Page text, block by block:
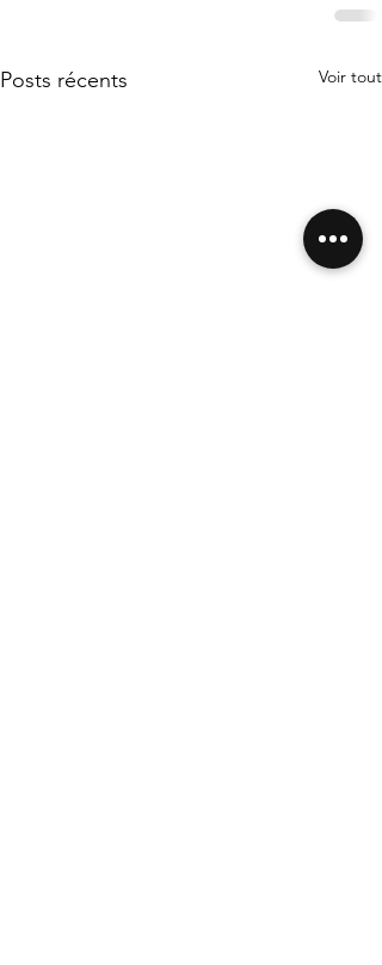
Posts récents Voir tout